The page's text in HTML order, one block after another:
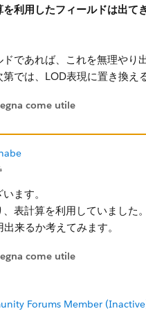
を利用したフィールドは出て
であれば、これを無理やり
では、LOD表現に置き換え
come utile
ます。
表計算を利用していました。
来るか考えてみます。
come utile
Forums Member